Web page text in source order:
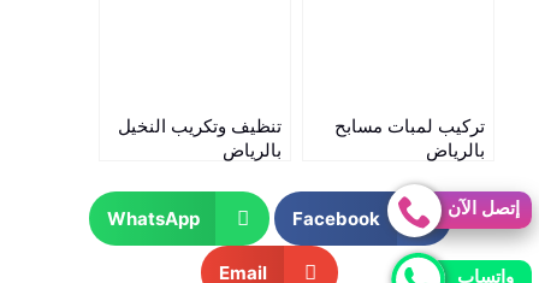
تركيب لمبات مسابح
بالرياض
تنظيف وتكريب النخيل
بالرياض
Facebook
WhatsApp
Email
إتصل الآن
واتساب